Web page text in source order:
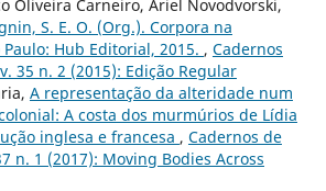
Oliveira Carneiro, Ariel Novodvorski,
S. E. O. (Org.). Corpora na
Hub Editorial, 2015. , Cadernos
35 n. 2 (2015): Edição Regular
A representação da alteridade num
A costa dos murmúrios de Lídia
inglesa e francesa , Cadernos de
n. 1 (2017): Moving Bodies Across